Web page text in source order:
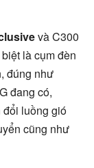
và C300
là cụm đèn
đúng như
đang có,
luồng gió
cũng như